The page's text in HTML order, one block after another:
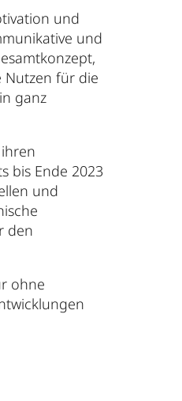
und
und
Nutzen für die
ganz
bis Ende 2023
und
den
ohne